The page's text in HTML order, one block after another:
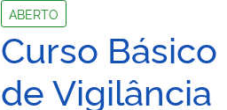
ABERTO
Curso Básico
de Vigilância